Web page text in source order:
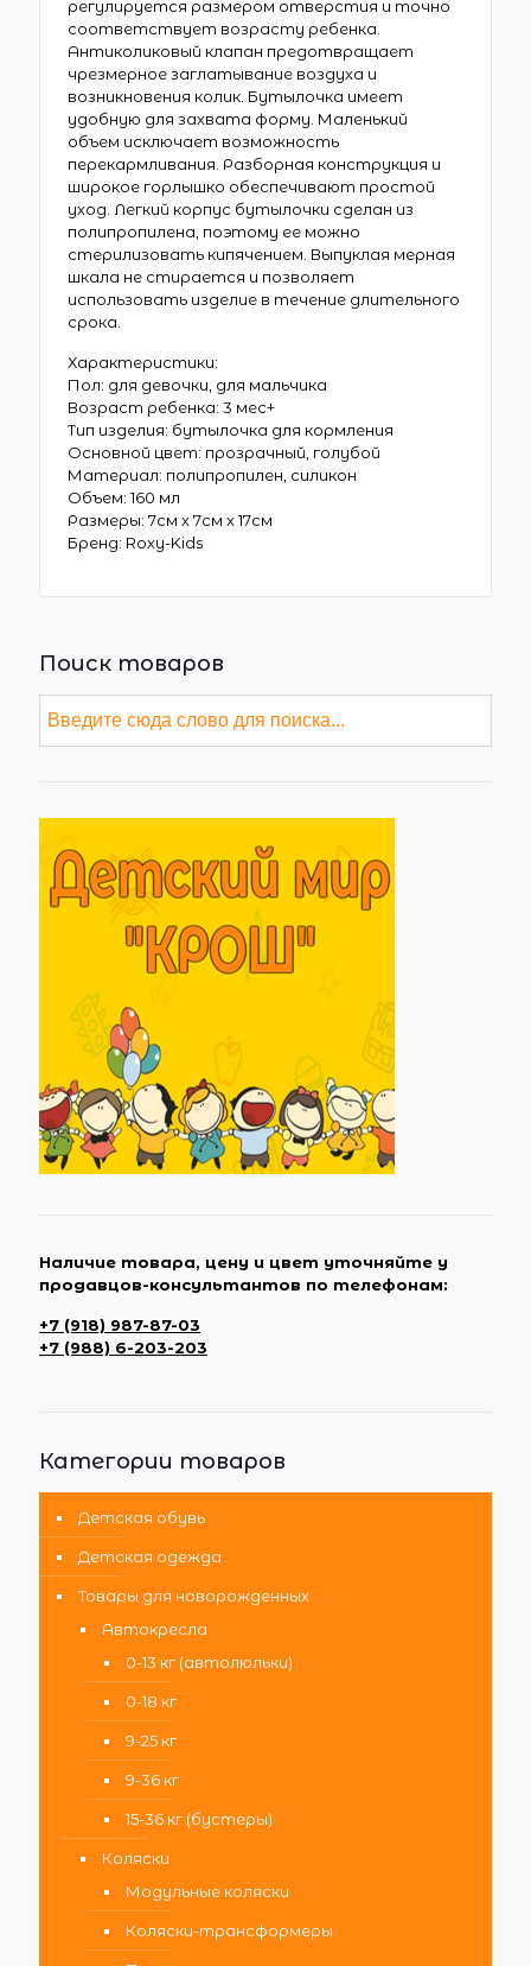
регулируется размером отверстия и точно
соответствует возрасту ребенка.
Антиколиковый клапан предотвращает
чрезмерное заглатывание воздуха и
возникновения колик. Бутылочка имеет
удобную для захвата форму. Маленький
объем исключает возможность
перекармливания. Разборная конструкция и
широкое горлышко обеспечивают простой
уход. Легкий корпус бутылочки сделан из
полипропилена, поэтому ее можно
стерилизовать кипячением. Выпуклая мерная
шкала не стирается и позволяет
использовать изделие в течение длительного
срока.
Характеристики:
Пол: для девочки, для мальчика
Возраст ребенка: 3 мес+
Тип изделия: бутылочка для кормления
Основной цвет: прозрачный, голубой
Материал: полипропилен, силикон
Объем: 160 мл
Размеры: 7см x 7см x 17см
Бренд: Roxy-Kids
Поиск товаров
Наличие товара, цену и цвет уточняйте у
продавцов-консультантов по телефонам:
+7 (918) 987-87-03
+7 (988) 6-203-203
Категории товаров
Детская обувь
Детская одежда
Товары для новорожденных
Автокресла
0-13 кг (автолюльки)
0-18 кг
9-25 кг
9-36 кг
15-36 кг (бустеры)
Коляски
Модульные коляски
Коляски-трансформеры